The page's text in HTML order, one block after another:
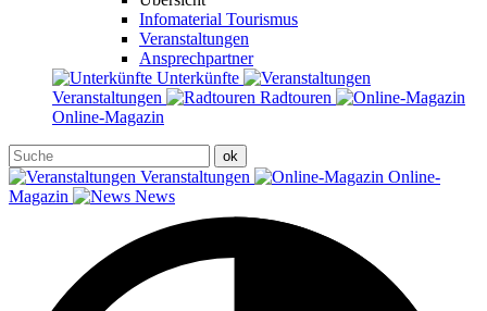
Infomaterial Tourismus
Veranstaltungen
Ansprechpartner
Unterkünfte
Veranstaltungen
Radtouren
Online-Magazin
Veranstaltungen
Online-
Magazin
News